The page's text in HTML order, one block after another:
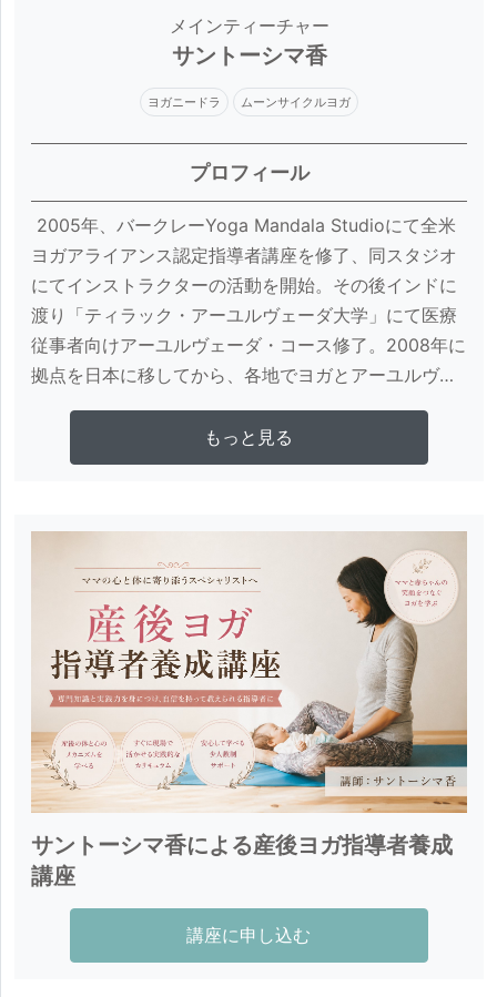
メインティーチャー
サントーシマ香
ヨガニードラ ムーンサイクルヨガ
プロフィール
2005年、バークレーYoga Mandala Studioにて全米
ヨガアライアンス認定指導者講座を修了、同スタジオ
にてインストラクターの活動を開始。その後インドに
渡り「ティラック・アーユルヴェーダ大学」にて医療
従事者向けアーユルヴェーダ・コース修了。2008年に
拠点を日本に移してから、各地でヨガとアーユルヴェ
修、ラジオでのヨガ番組制作、外国人ヨガ講師の来日
企画およびコーディネイト、通訳/翻訳、ヨガウェアの
さらに詳しく見る
もっと見る
サントーシマ香による産後ヨガ指導者養成
講座
講座に申し込む